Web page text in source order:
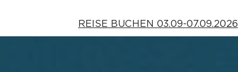
REISE BUCHEN 03.09-07.09.2026